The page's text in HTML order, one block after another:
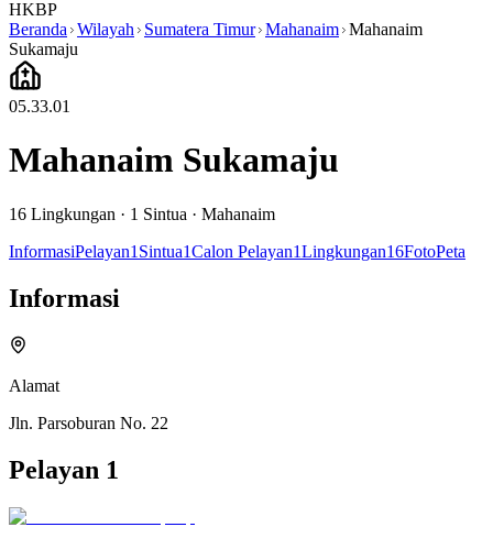
HKBP
Beranda Wilayah Sumatera Timur Mahanaim Mahanaim
Sukamaju
05.33.01
Mahanaim Sukamaju
16 Lingkungan · 1 Sintua · Mahanaim
InformasiPelayan1 Sintua1Calon Pelayan1Lingkungan16FotoPeta
Informasi
Alamat
Jln. Parsoburan No. 22
Pelayan 1